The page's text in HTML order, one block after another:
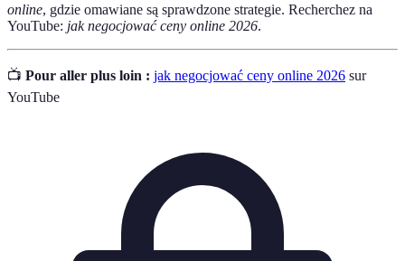
online, gdzie omawiane są sprawdzone strategie. Recherchez na
YouTube: jak negocjować ceny online 2026.
📺 Pour aller plus loin : jak negocjować ceny online 2026 sur
YouTube